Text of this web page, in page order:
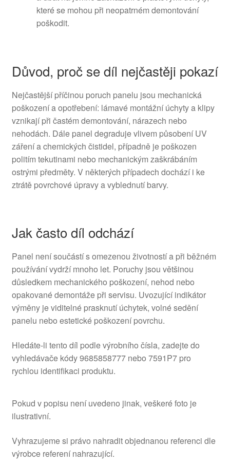
které se mohou při neopatrném demontování
poškodit.
Důvod, proč se díl nejčastěji pokazí
Nejčastější příčinou poruch panelu jsou mechanická
poškození a opotřebení: lámavé montážní úchyty a klipy
vznikají při častém demontování, nárazech nebo
nehodách. Dále panel degraduje vlivem působení UV
záření a chemických čistidel, případně je poškozen
politím tekutinami nebo mechanickým zaškrábáním
ostrými předměty. V některých případech dochází i ke
ztrátě povrchové úpravy a vyblednutí barvy.
Jak často díl odchází
Panel není součástí s omezenou životností a při běžném
používání vydrží mnoho let. Poruchy jsou většinou
důsledkem mechanického poškození, nehod nebo
opakované demontáže při servisu. Uvozující indikátor
výměny je viditelné prasknutí úchytek, volné sedění
panelu nebo estetické poškození povrchu.
Hledáte-li tento díl podle výrobního čísla, zadejte do
vyhledávače kódy 9685858777 nebo 7591P7 pro
rychlou identifikaci produktu.
Pokud v popisu není uvedeno jinak, veškeré foto je
ilustrativní.
Vyhrazujeme si právo nahradit objednanou referenci dle
výrobce referení nahrazující.